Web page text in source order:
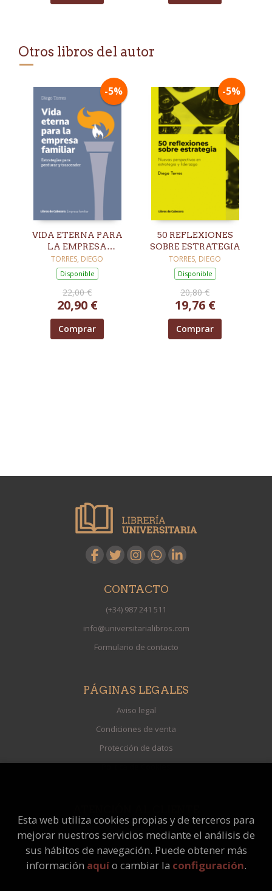
Otros libros del autor
-5%
VIDA ETERNA PARA
LA EMPRESA
FAMILIAR
TORRES, DIEGO
Disponible
22,00 €
20,90 €
Comprar
-5%
50 REFLEXIONES
SOBRE ESTRATEGIA
TORRES, DIEGO
Disponible
20,80 €
19,76 €
Comprar
CONTACTO
(+34) 987 241 511
info@universitarialibros.com
Formulario de contacto
PÁGINAS LEGALES
Aviso legal
Condiciones de venta
Protección de datos
Política de Cookies
Quiénes somos
Pedidos especiales
Esta web utiliza cookies propias y de terceros para
mejorar nuestros servicios mediante el análisis de
sus hábitos de navegación. Puede obtener más
información aquío cambiar la configuración.